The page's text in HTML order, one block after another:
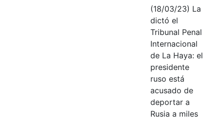
(18/03/23) La
dictó el
Tribunal Penal
Internacional
de La Haya: el
presidente
ruso está
acusado de
deportar a
Rusia a miles